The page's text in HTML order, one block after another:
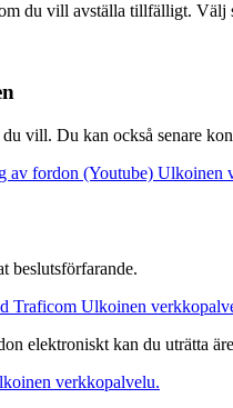
du vill avställa tillfälligt. Välj
vill. Du kan också senare
av fordon (Youtube) Ulkoinen
beslutsförfarande.
Traficom Ulkoinen
elektroniskt kan du uträtta
verkkopalvelu.